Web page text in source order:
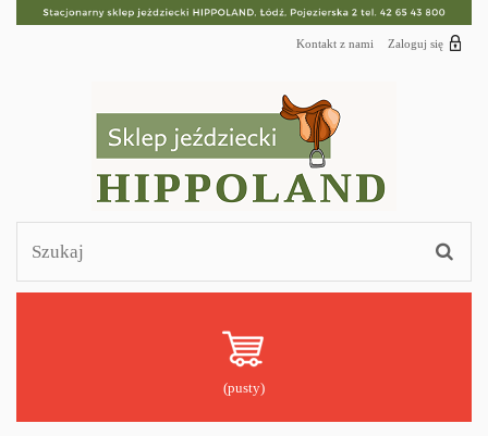
Zaloguj się
Kontakt z nami
(pusty)